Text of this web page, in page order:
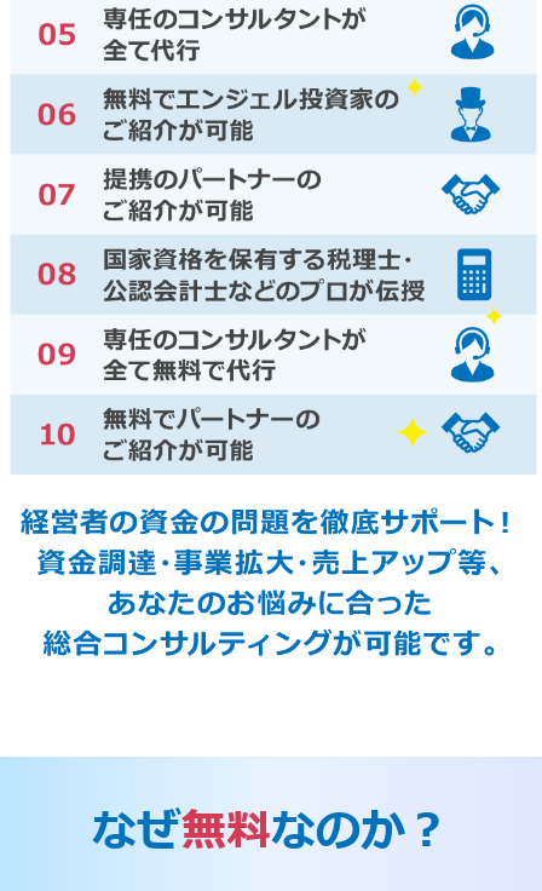
なぜ無料なのか？